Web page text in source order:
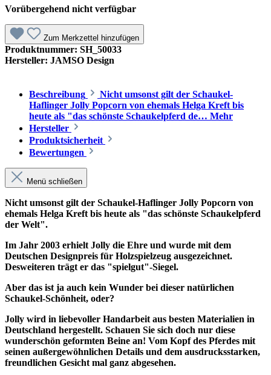
Vorübergehend nicht verfügbar
Zum Merkzettel hinzufügen
Produktnummer: SH_50033
Hersteller: JAMSO Design
Beschreibung
Nicht umsonst gilt der Schaukel-
Haflinger Jolly Popcorn von ehemals Helga Kreft bis
heute als "das schönste Schaukelpferd de… Mehr
Hersteller
Produktsicherheit
Bewertungen
Menü schließen
Nicht umsonst gilt der Schaukel-Haflinger Jolly Popcorn von
ehemals Helga Kreft bis heute als "das schönste Schaukelpferd
der Welt".
Im Jahr 2003 erhielt Jolly die Ehre und wurde mit dem
Deutschen Designpreis für Holzspielzeug ausgezeichnet.
Desweiteren trägt er das "spielgut"-Siegel.
Aber das ist ja auch kein Wunder bei dieser natürlichen
Schaukel-Schönheit, oder?
Jolly wird in liebevoller Handarbeit aus besten Materialien in
Deutschland hergestellt. Schauen Sie sich doch nur diese
wunderschön geformten Beine an! Vom Kopf des Pferdes mit
seinen außergewöhnlichen Details und dem ausdrucksstarken,
freundlichen Gesicht mal ganz abgesehen.